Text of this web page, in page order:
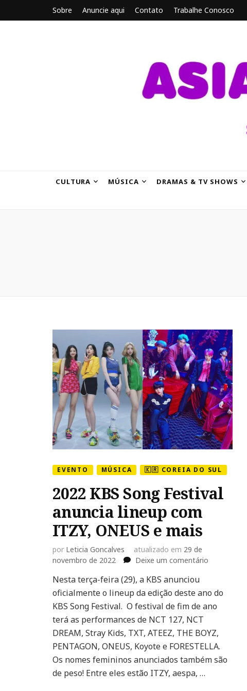
Sobre Anuncie aqui Contato Trabalhe Conosco
CULTURA MÚSICA DRAMAS & TV SHOWS
EVENTO MÚSICA 🇰🇷 COREIA DO SUL
2022 KBS Song Festival
anuncia lineup com
ITZY, ONEUS e mais
por Leticia Goncalves atualizado em 29 de
novembro de 2022
Deixe um comentário
Song
Festival
com
ITZY,
ONEUS
Nesta terça-feira (29), a KBS anunciou
oficialmente o lineup da edição deste ano do
KBS Song Festival. O festival de fim de ano
terá as performances de NCT 127, NCT
DREAM, Stray Kids, TXT, ATEEZ, THE BOYZ,
PENTAGON, ONEUS, Koyote e FORESTELLA.
Os nomes femininos anunciados também são
de peso! Entre eles estão ITZY, aespa, …